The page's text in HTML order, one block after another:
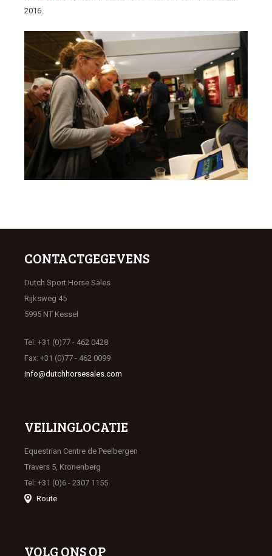
2016.
CONTACTGEGEVENS
Dutch Sport Horse Sales
Rijksweg 45
5995 NT Kessel
Tel: +31 (0)77 - 462 0428
Fax: +31 (0)77 - 462 0099
info@dutchhorsesales.com
VEILINGLOCATIE
Equestrian Centre de Peelbergen
Travers 5, Kronenberg
Tel: +31 (0)6 - 2307 1155
Route
VOLG ONS OP